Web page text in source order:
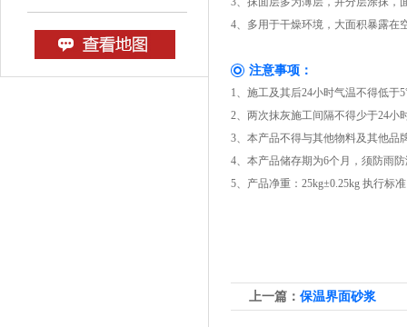
4、多用于干燥环境，大面积暴露在
注意事项：
1、施工及其后24小时气温不得低
2、两次抹灰施工间隔不得少于24小
3、本产品不得与其他物料及其他品
4、本产品储存期为6个月，须防雨
5、产品净重：25kg±0.25kg 执行标准
上一篇： 保温界面砂浆